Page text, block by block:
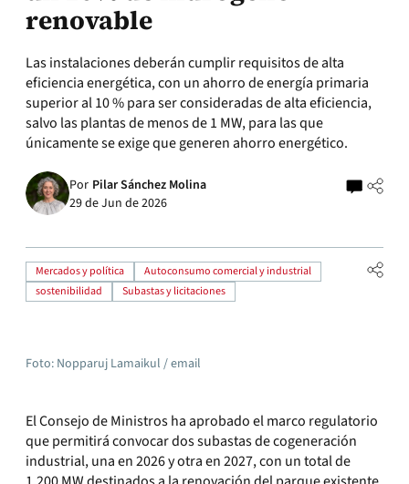
renovable
Las instalaciones deberán cumplir requisitos de alta
eficiencia energética, con un ahorro de energía primaria
superior al 10 % para ser consideradas de alta eficiencia,
salvo las plantas de menos de 1 MW, para las que
únicamente se exige que generen ahorro energético.
Por Pilar Sánchez Molina
29 de Jun de 2026
Mercados y política
Autoconsumo comercial y industrial
sostenibilidad
Subastas y licitaciones
Foto: Nopparuj Lamaikul / email
El Consejo de Ministros ha aprobado el marco regulatorio
que permitirá convocar dos subastas de cogeneración
industrial, una en 2026 y otra en 2027, con un total de